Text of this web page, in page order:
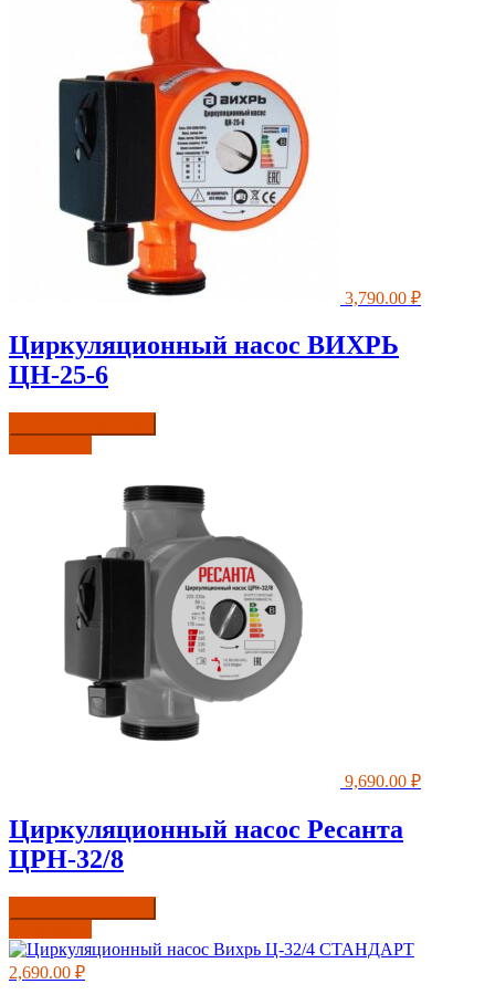
3,790.00 ₽
Циркуляционный насос ВИХРЬ
ЦН-25-6
9,690.00 ₽
Циркуляционный насос Ресанта
ЦРН-32/8
2,690.00 ₽